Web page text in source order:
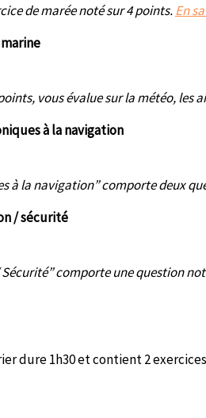
de marée noté sur 4 points.En
vous évalue sur la météo,
à la navigation
à la navigation” comporte deux
/ sécurité
comporte une question
dure 1h30 et contient 2